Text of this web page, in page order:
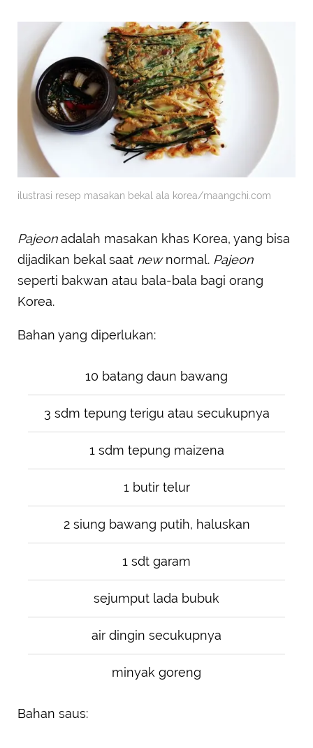
ilustrasi resep masakan bekal ala korea/maangchi.com
Pajeonadalah masakan khas Korea, yang bisa
dijadikan bekal saat newnormal. Pajeon
seperti bakwan atau bala-bala bagi orang
Korea.
Bahan yang diperlukan:
10 batang daun bawang
3 sdm tepung terigu atau secukupnya
1 sdm tepung maizena
1 butir telur
2 siung bawang putih, haluskan
1 sdt garam
sejumput lada bubuk
air dingin secukupnya
minyak goreng
Bahan saus: